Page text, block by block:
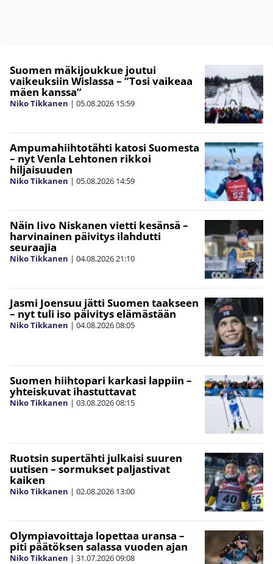
Suomen mäkijoukkue joutui
vaikeuksiin Wislassa – ”Tosi vaikeaa
mäen kanssa”
Niko Tikkanen | 05.08.2026 15:59
Ampumahiihtotähti katosi Suomesta
– nyt Venla Lehtonen rikkoi
hiljaisuuden
Niko Tikkanen | 05.08.2026 14:59
Näin Iivo Niskanen vietti kesänsä –
harvinainen päivitys ilahdutti
seuraajia
Niko Tikkanen | 04.08.202621:10
Jasmi Joensuu jätti Suomen taakseen
– nyt tuli iso päivitys elämästään
Niko Tikkanen | 04.08.202608:05
Suomen hiihtopari karkasi lappiin –
yhteiskuvat ihastuttavat
Niko Tikkanen | 03.08.202608:15
Ruotsin supertähti julkaisi suuren
uutisen – sormukset paljastivat
kaiken
Niko Tikkanen | 02.08.2026 13:00
Olympiavoittaja lopettaa uransa –
piti päätöksen salassa vuoden ajan
Niko Tikkanen | 31.07.202609:08